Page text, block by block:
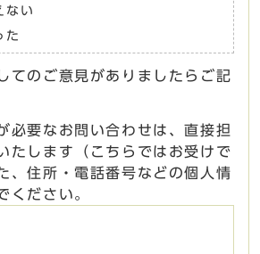
ない
た
てのご意見がありましたらご記
必要なお問い合わせは、直接担
たします（こちらではお受けで
、住所・電話番号などの個人情
ください。